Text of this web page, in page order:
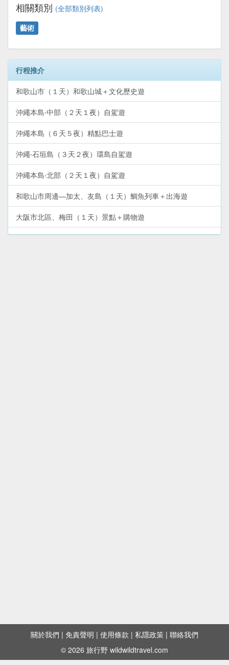
相關類別 (全部類別列表)
藝術
行程推介
和歌山市（１天）和歌山城＋文化歷史遊
沖繩本島‧中部（２天１夜）自駕遊
沖繩本島（６天５夜）精點巴士遊
沖繩‧石垣島（３天２夜）環島自駕遊
沖繩本島‧北部（２天１夜）自駕遊
和歌山市周邊—加太、友島（１天）鯛魚列車＋出海遊
大阪市北區、梅田（１天）景點＋購物遊
沖繩本島（６天５夜）環島自駕遊
關於我們 | 免責聲明 | 使用條款 | 私隱政策 | 聯絡我們
© 2026 旅行野 wildwildtravel.com